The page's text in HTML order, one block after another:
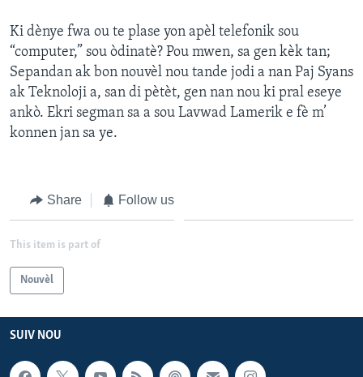
Ki dènye fwa ou te plase yon apèl telefonik sou
“computer,” sou òdinatè? Pou mwen, sa gen kèk tan;
Sepandan ak bon nouvèl nou tande jodi a nan Paj Syans
ak Teknoloji a, san di pètèt, gen nan nou ki pral eseye
ankò. Ekri segman sa a sou Lavwad Lamerik e fè m’
konnen jan sa ye.
Share Follow us
This item is part of
Nouvèl
SUIV NOU